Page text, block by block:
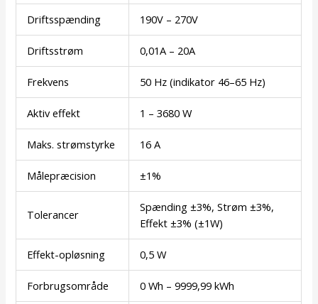
Driftsspænding 190V – 270V
Driftsstrøm 0,01A – 20A
Frekvens 50 Hz (indikator 46–65 Hz)
Aktiv effekt 1 – 3680 W
Maks. strømstyrke 16 A
Målepræcision ±1%
Tolerancer
Spænding ±3%, Strøm ±3%,
Effekt ±3% (±1W)
Effekt-opløsning 0,5 W
Forbrugsområde 0 Wh – 9999,99 kWh